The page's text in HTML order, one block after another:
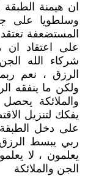
ان هيمنة الطبقة
وسلطويا على
المستضعفة
على اعتقاد ان
شركاء الله
الرزق ، نعم
ولكن ما ينفقه
والملائكة
يفكك لتنزيل
على دخل
ربي يبسط الرزق
يعلمون ، لا
الجن والملائكة